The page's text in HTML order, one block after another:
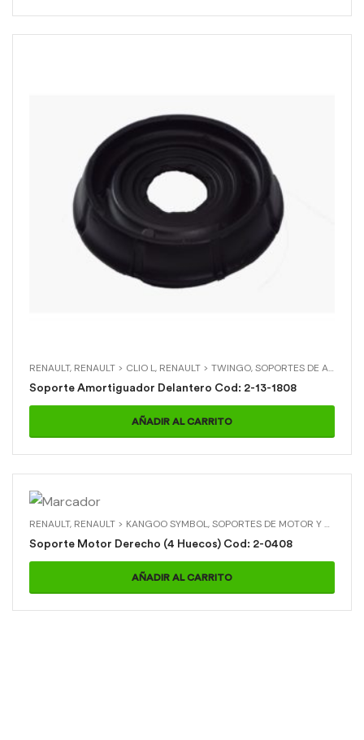
RENAULT, RENAULT > CLIO L, RENAULT > TWINGO,SOPORTES DE AMORTIGUADOR
Soporte Amortiguador Delantero Cod: 2-13-1808
AÑADIR AL CARRITO
RENAULT, RENAULT > KANGOO SYMBOL,SOPORTES DE MOTOR Y CAJA
Soporte Motor Derecho (4 Huecos) Cod: 2-0408
AÑADIR AL CARRITO